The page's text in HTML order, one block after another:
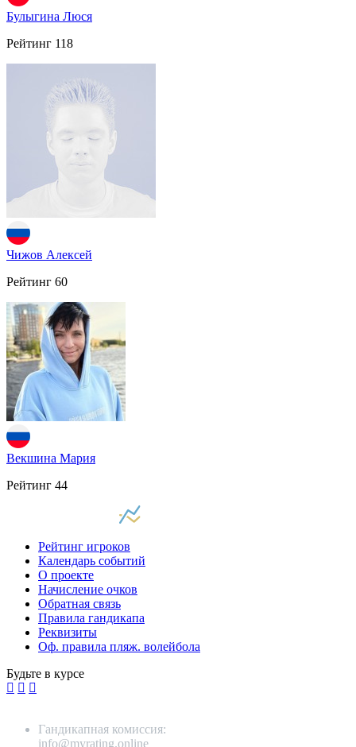
Булыгина Люся
Рейтинг 118
Чижов Алексей
Рейтинг 60
Векшина Мария
Рейтинг 44
Рейтинг игроков
Календарь событий
О проекте
Начисление очков
Обратная связь
Правила гандикапа
Реквизиты
Оф. правила пляж. волейбола
Будьте в курсе
Гандикапная комиссия:
info@myrating.online